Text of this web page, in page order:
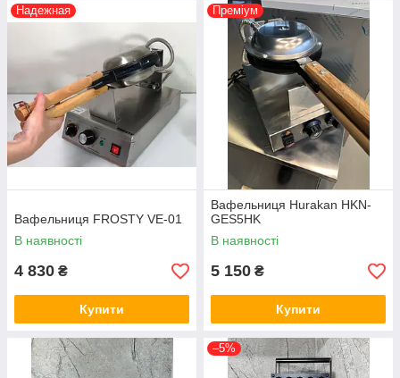
Надежная
Вафельниця FROSTY VE-01
В наявності
4 830 ₴
Купити
Преміум
Вафельниця Hurakan HKN-
GES5HK
В наявності
5 150 ₴
Купити
–5%